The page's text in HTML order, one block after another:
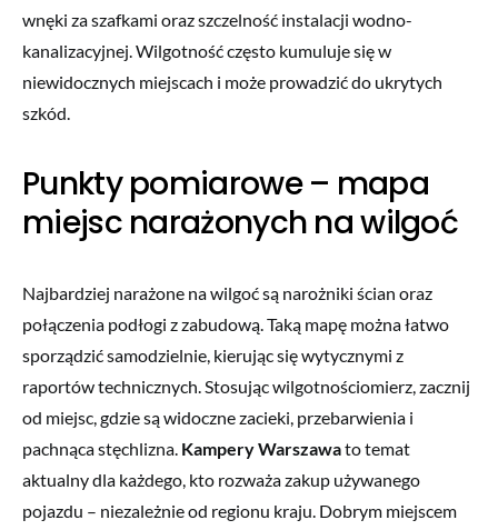
wnęki za szafkami oraz szczelność instalacji wodno-
kanalizacyjnej. Wilgotność często kumuluje się w
niewidocznych miejscach i może prowadzić do ukrytych
szkód.
Punkty pomiarowe – mapa
miejsc narażonych na wilgoć
Najbardziej narażone na wilgoć są narożniki ścian oraz
połączenia podłogi z zabudową. Taką mapę można łatwo
sporządzić samodzielnie, kierując się wytycznymi z
raportów technicznych. Stosując wilgotnościomierz, zacznij
od miejsc, gdzie są widoczne zacieki, przebarwienia i
pachnąca stęchlizna. Kampery Warszawato temat
aktualny dla każdego, kto rozważa zakup używanego
pojazdu – niezależnie od regionu kraju. Dobrym miejscem